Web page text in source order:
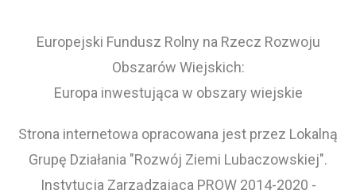
Europejski Fundusz Rolny na Rzecz Rozwoju
Obszarów Wiejskich:
Europa inwestująca w obszary wiejskie
Strona internetowa opracowana jest przez Lokalną
Grupę Działania "Rozwój Ziemi Lubaczowskiej".
Instytucja Zarządzająca PROW 2014-2020 -